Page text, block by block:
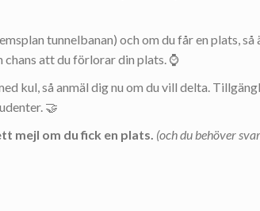
tunnelbanan) och om du får en plats, så
chans att du förlorar din plats. ⌚
kul, så anmäl dig nu om du vill delta.
🤝
mejl om du fick en plats. (och du behöver